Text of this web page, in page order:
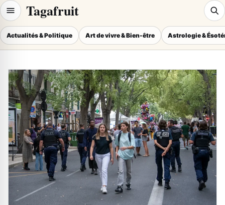
Tagafruit
Actualités & Politique Art de vivre & Bien-être Astrologie &